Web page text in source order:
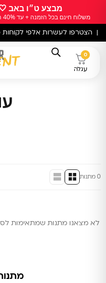
לתוכן
מבצע ט״ו באב
משלוח חינם בכל הזמנה + עד 40% הנחה באתר
הצטרפו לעשרות אלפי לקוחות
0
עגלה
0 מתנות
לא מצאנו מתנות שמתאימות